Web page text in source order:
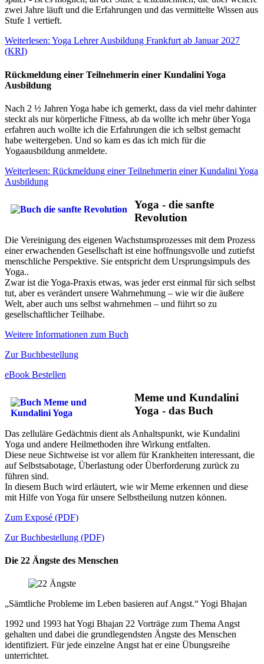
zwei Jahre läuft und die Erfahrungen und das vermittelte Wissen aus
Stufe 1 vertieft.
Weiterlesen: Yoga Lehrer Ausbildung Frankfurt ab Januar 2027
(KRI)
Rückmeldung einer Teilnehmerin einer Kundalini Yoga
Ausbildung
Nach 2 ½ Jahren Yoga habe ich gemerkt, dass da viel mehr dahinter
steckt als nur körperliche Fitness, ab da wollte ich mehr über Yoga
erfahren auch wollte ich die Erfahrungen die ich selbst gemacht
habe weitergeben. Und so kam es das ich mich für die
Yogaausbildung anmeldete.
Weiterlesen: Rückmeldung einer Teilnehmerin einer Kundalini Yoga
Ausbildung
Yoga - die sanfte
Revolution
Die Vereinigung des eigenen Wachstumsprozesses mit dem Prozess
einer erwachenden Gesellschaft ist eine hoffnungsvolle und zutiefst
menschliche Perspektive. Sie entspricht dem Ursprungsimpuls des
Yoga..
Zwar ist die Yoga-Praxis etwas, was jeder erst einmal für sich selbst
tut, aber es verändert unsere Wahrnehmung – wie wir die äußere
Welt, aber auch uns selbst wahrnehmen – und führt so zu
gesellschaftlicher Teilhabe.
Weitere Informationen zum Buch
Zur Buchbestellung
eBook Bestellen
Meme und Kundalini
Yoga - das Buch
Das zelluläre Gedächtnis dient als Anhaltspunkt, wie Kundalini
Yoga und andere Heilmethoden ihre Wirkung entfalten.
Diese neue Sichtweise ist vor allem für Krankheiten interessant, die
auf Selbstsabotage, Überlastung oder Überforderung zurück zu
führen sind.
In diesem Buch wird erläutert, wie wir Meme erkennen und diese
mit Hilfe von Yoga für unsere Selbstheilung nutzen können.
Zum Exposé (PDF)
Zur Buchbestellung (PDF)
Die 22 Ängste des Menschen
„Sämtliche Probleme im Leben basieren auf Angst.“ Yogi Bhajan
1992 und 1993 hat Yogi Bhajan 22 Vorträge zum Thema Angst
gehalten und dabei die grundlegendsten Ängste des Menschen
identifiziert. Für jede einzelne Angst hat er eine Übungsreihe
unterrichtet.